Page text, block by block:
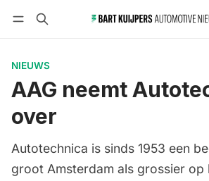
NIEUWS
AAG neemt
over
Autotechnica is sinds 1953 een
groot Amsterdam als grossier op